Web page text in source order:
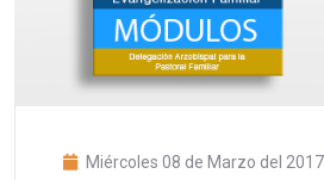
Miércoles 08 de Marzo del 2017